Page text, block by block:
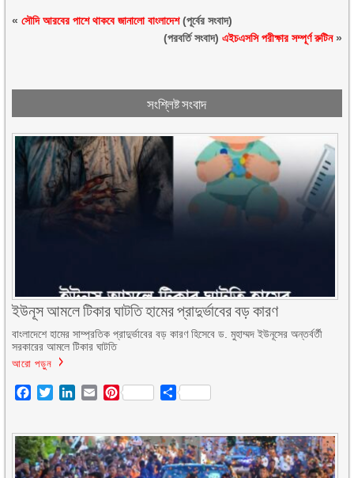
«সৌদি আরবের পাশে থাকবে জানালো বাংলাদেশ(পূর্বের সংবাদ)
(পরবর্তি সংবাদ) এইচএসসি পরীক্ষার সম্পূর্ণ রুটিন»
সংশ্লিষ্ট সংবাদ
ইউনূস আমলে টিকার ঘাটতি হামের প্রাদুর্ভাবের বড় কারণ
বাংলাদেশে হামের সাম্প্রতিক প্রাদুর্ভাবের বড় কারণ হিসেবে ড. মুহাম্মদ ইউনূসের অন্তর্বর্তী
সরকারের আমলে টিকার ঘাটতি
আরো পড়ুন
Facebook
TwitterLinkedIn
EmailPinterest Share